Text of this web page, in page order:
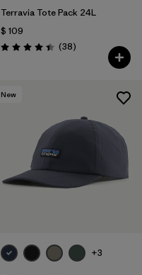
Terravia Tote Pack 24L
$ 109
Valoración: 4.4 / 5
(38Comentarios
)
New
+3